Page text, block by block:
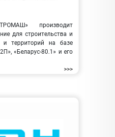
производит
для строительства и
и территорий на базе
«Беларус-80.1» и его
>>>